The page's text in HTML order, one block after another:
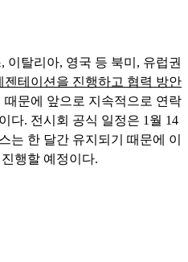
이탈리아, 영국 등 북미, 유럽권
젠테이션을 진행하고 협력 방안
때문에 앞으로 지속적으로 연락
다. 전시회 공식 일정은 1월 14
는 한 달간 유지되기 때문에 이
행할 예정이다.